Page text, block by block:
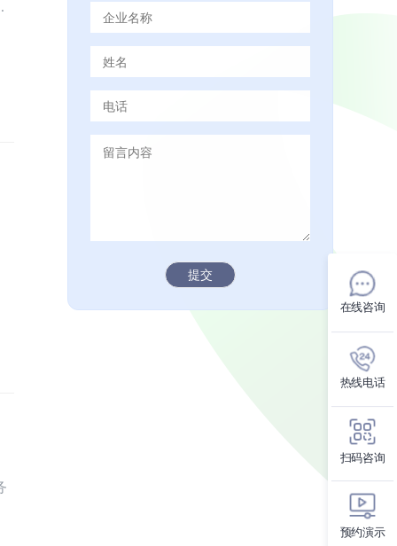
提交
在线咨询
热线电话
扫码咨询
预约演示